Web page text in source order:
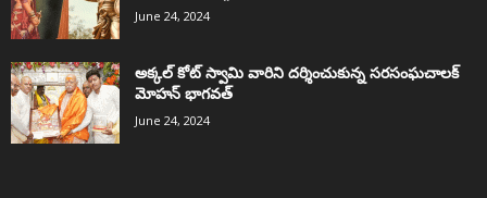
June 24, 2024
అక్కల్‌ కోట్‌ స్వామి వారిని దర్శించుకున్న సరసంఘచాలక్
మోహన్ భాగవత్
June 24, 2024